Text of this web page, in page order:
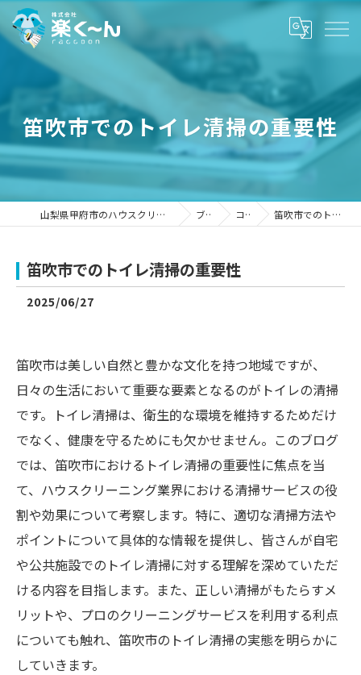
笛吹市でのトイレ清掃の重要性
山梨県甲府市のハウスクリーニングなら株式会社楽く～ん ブログ コラム 笛吹市でのトイレ清掃の重要性
笛吹市でのトイレ清掃の重要性
2025/06/27
笛吹市は美しい自然と豊かな文化を持つ地域ですが、
日々の生活において重要な要素となるのがトイレの清掃
です。トイレ清掃は、衛生的な環境を維持するためだけ
でなく、健康を守るためにも欠かせません。このブログ
では、笛吹市におけるトイレ清掃の重要性に焦点を当
て、ハウスクリーニング業界における清掃サービスの役
割や効果について考察します。特に、適切な清掃方法や
ポイントについて具体的な情報を提供し、皆さんが自宅
や公共施設でのトイレ清掃に対する理解を深めていただ
ける内容を目指します。また、正しい清掃がもたらすメ
リットや、プロのクリーニングサービスを利用する利点
についても触れ、笛吹市のトイレ清掃の実態を明らかに
していきます。